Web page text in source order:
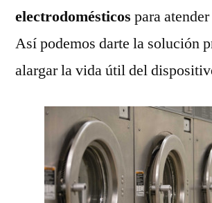
electrodomésticos para
Así podemos darte la solución
alargar la vida útil del